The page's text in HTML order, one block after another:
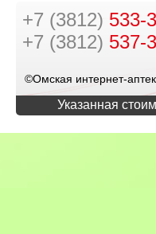
+7 (3812) 533-
+7 (3812) 537-
©Омская интернет-
Указанная